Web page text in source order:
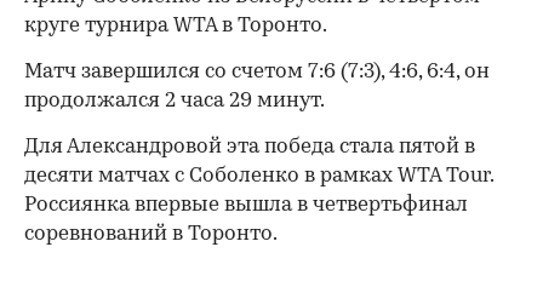
круге турнира WTA в Торонто.
Матч завершился со счетом 7:6 (7:3), 4:6, 6:4, он
продолжался 2 часа 29 минут.
Для Александровой эта победа стала пятой в
десяти матчах с Соболенко в рамках WTA Tour.
Россиянка впервые вышла в четвертьфинал
соревнований в Торонто.